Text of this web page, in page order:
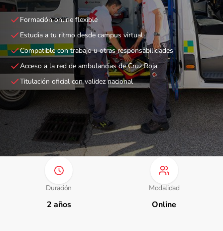
Formación online flexible
Estudia a tu ritmo desde campus virtual
Compatible con trabajo u otras responsabilidades
Acceso a la red de ambulancias de Cruz Roja
Titulación oficial con validez nacional
Duración
2 años
Modalidad
Online